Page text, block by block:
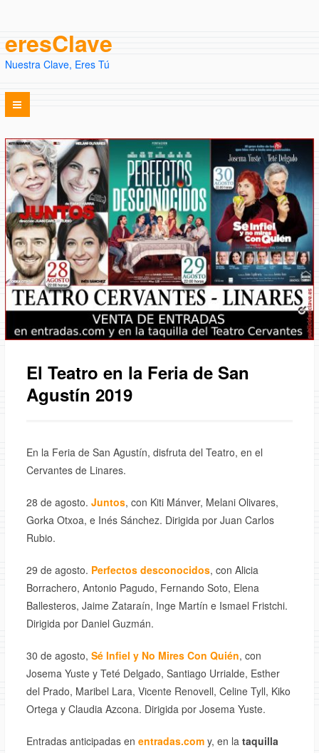
eresClave
Nuestra Clave, Eres Tú
El Teatro en la Feria de San
Agustín 2019
En la Feria de San Agustín, disfruta del Teatro, en el
Cervantes de Linares.
28 de agosto. Juntos, con Kiti Mánver, Melani Olivares,
Gorka Otxoa, e Inés Sánchez. Dirigida por Juan Carlos
Rubio.
29 de agosto. Perfectos desconocidos, con Alicia
Borrachero, Antonio Pagudo, Fernando Soto, Elena
Ballesteros, Jaime Zataraín, Inge Martín e Ismael Fristchi.
Dirigida por Daniel Guzmán.
30 de agosto, Sé Infiel y No Mires Con Quién, con
Josema Yuste y Teté Delgado, Santiago Urrialde, Esther
del Prado, Maribel Lara, Vicente Renovell, Celine Tyll, Kiko
Ortega y Claudia Azcona. Dirigida por Josema Yuste.
Entradas anticipadas en entradas.comy, en la taquilla